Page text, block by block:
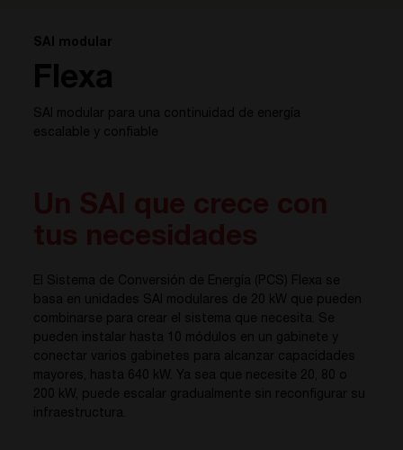
SAI modular
Flexa
SAI modular para una continuidad de energía
escalable y confiable
El Sistema de Conversión de Energía (PCS) Flexa se
basa en unidades SAI modulares de 20 kW que pueden
combinarse para crear el sistema que necesita. Se
pueden instalar hasta 10 módulos en un gabinete y
conectar varios gabinetes para alcanzar capacidades
mayores, hasta 640 kW. Ya sea que necesite 20, 80 o
200 kW, puede escalar gradualmente sin reconfigurar su
infraestructura.